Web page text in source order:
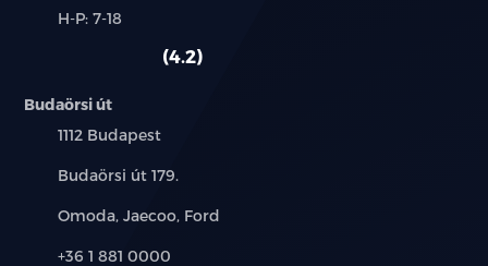
használt
Alkatrész,
H-P: 7-18
4.2
Budaörsi út
Település:
1112 Budapest
Cím:
Budaörsi út 179.
Márkák:
Omoda, Jaecoo, Ford
Telefon:
+36 1 881 0000